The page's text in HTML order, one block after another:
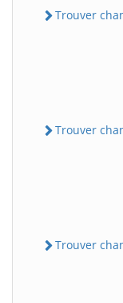
Trouver
Trouver
Trouver